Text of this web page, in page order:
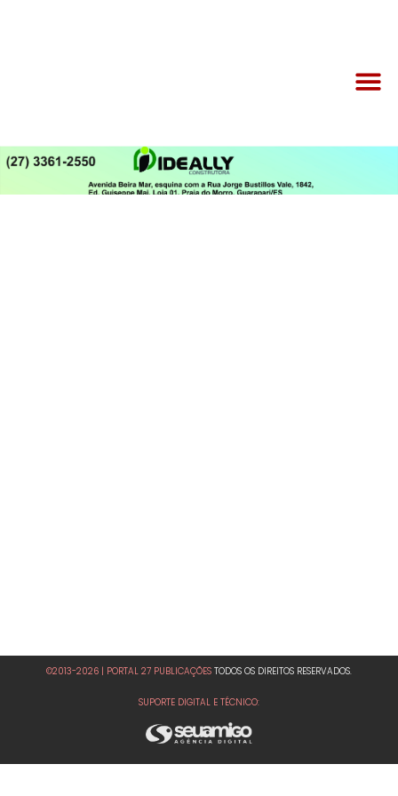
©2013-2026 | PORTAL 27 PUBLICAÇÕES TODOS OS DIREITOS RESERVADOS.
SUPORTE DIGITAL E TÉCNICO: